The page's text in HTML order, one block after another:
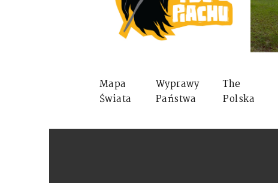
Mapa
Świata
Wyprawy
Państwa
The
Polska